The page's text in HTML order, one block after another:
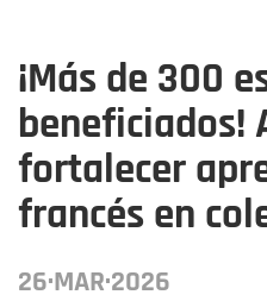
¡Más de 300
beneficiados!
fortalecer
francés en
26·MAR·2026